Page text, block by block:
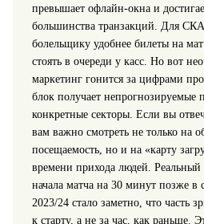
превышает офлайн-окна и
большинства транзакций. Для СКА
болельщику удобнее билеты на
стоять в очереди у касс. Но вот
маркетинг гонится за цифрами
блок получает непрогнозируемые
конкретные секторы. Если вы
вам важно смотреть не только на
посещаемость, но и на «карту
времени прихода людей.
начала матча на 30 минут позже в
2023/24 стало заметно, что часть
к старту, а не за час, как раньше.